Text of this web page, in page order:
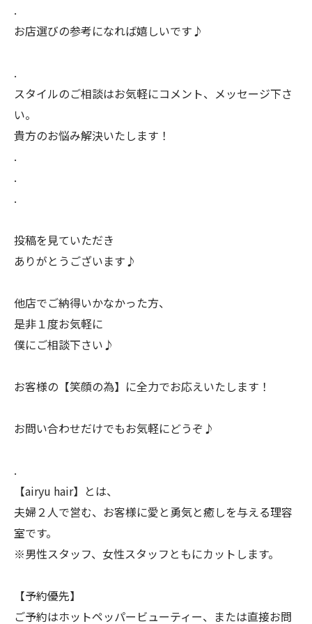
.
お店選びの参考になれば嬉しいです♪
.
スタイルのご相談はお気軽にコメント、メッセージ下さ
い。
貴方のお悩み解決いたします！
.
.
.
投稿を見ていただき
ありがとうございます♪
他店でご納得いかなかった方、
是非１度お気軽に
僕にご相談下さい♪
お客様の【笑顔の為】に全力でお応えいたします！
お問い合わせだけでもお気軽にどうぞ♪
.
【airyu hair】とは、
夫婦２人で営む、お客様に愛と勇気と癒しを与える理容
室です。
※男性スタッフ、女性スタッフともにカットします。
【予約優先】
ご予約はホットペッパービューティー、または直接お問